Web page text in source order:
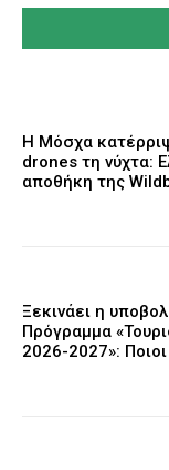
Η Μόσχα
drones τη νύχτα:
αποθήκη της
Ξεκινάει η
Πρόγραμμα
2026-2027»: Ποιοι